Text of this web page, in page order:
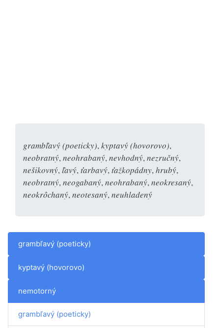
grambľavý (poeticky), kyptavý (hovorovo),
neobratný, neohrabaný, nevhodný, nezručný,
nešikovný, ľavý, ťarbavý, ťažkopádny, hrubý,
neobratný, neogabaný, neohrabaný, neokresaný,
neokrôchaný, neotesaný, neuhladený
grambľavý (poeticky)
kyptavý (hovorovo)
nemotorný
grambľavý (poeticky)